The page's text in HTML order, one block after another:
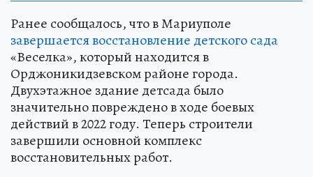
Ранее сообщалось, что в Мариуполе
завершается восстановление детского сада
«Веселка», который находится в
Орджоникидзевском районе города.
Двухэтажное здание детсада было
значительно повреждено в ходе боевых
действий в 2022 году. Теперь строители
завершили основной комплекс
восстановительных работ.